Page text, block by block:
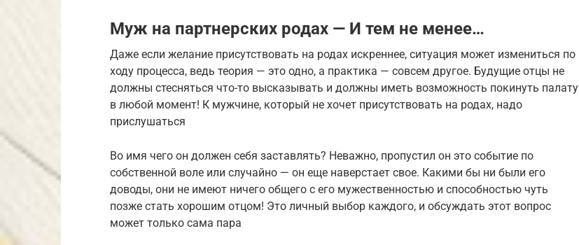
Муж на партнерских родах — И тем не менее…
Даже если желание присутствовать на родах искреннее, ситуация может измениться по
ходу процесса, ведь теория — это одно, а практика — совсем другое. Будущие отцы не
должны стесняться что-то высказывать и должны иметь возможность покинуть палату
в любой момент! К мужчине, который не хочет присутствовать на родах, надо
прислушаться
Во имя чего он должен себя заставлять? Неважно, пропустил он это событие по
собственной воле или случайно — он еще наверстает свое. Какими бы ни были его
доводы, они не имеют ничего общего с его мужественностью и способностью чуть
позже стать хорошим отцом! Это личный выбор каждого, и обсуждать этот вопрос
может только сама пара